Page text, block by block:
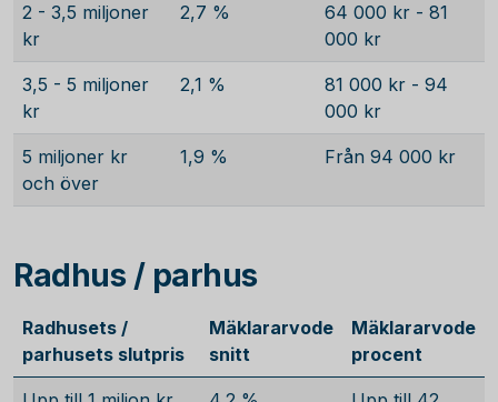
2 - 3,5 miljoner
kr
2,7 %
64 000 kr - 81
000 kr
3,5 - 5 miljoner
kr
2,1 %
81 000 kr - 94
000 kr
5 miljoner kr
och över
1,9 % Från 94 000 kr
Radhus / parhus
Radhusets /
parhusets slutpris
Mäklararvode
snitt
Mäklararvode
procent